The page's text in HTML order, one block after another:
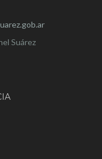
Suárez